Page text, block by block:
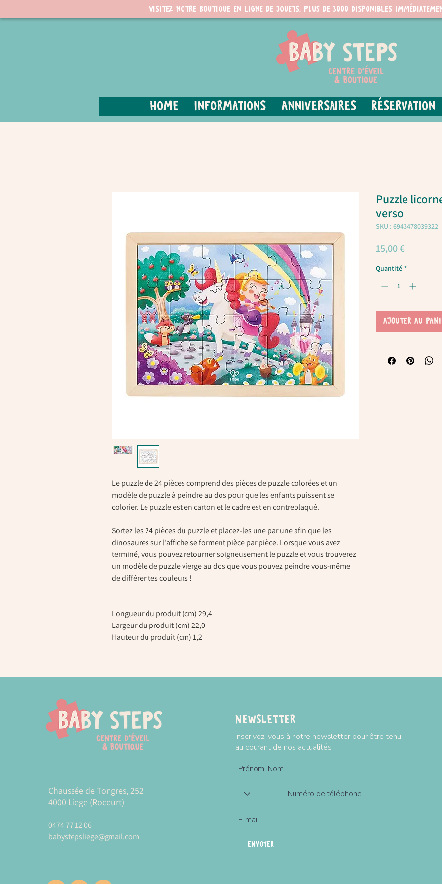
Visitez notre boutique en ligne de jouets. PLUS de 3000 disponibles
Home Informations Anniversaires Réservation
Le puzzle de 24 pièces comprend des pièces de puzzle colorées et un
modèle de puzzle à peindre au dos pour que les enfants puissent se
colorier. Le puzzle est en carton et le cadre est en contreplaqué.
Sortez les 24 pièces du puzzle et placez-les une par une afin que les
dinosaures sur l'affiche se forment pièce par pièce. Lorsque vous avez
terminé, vous pouvez retourner soigneusement le puzzle et vous trouverez
un modèle de puzzle vierge au dos que vous pouvez peindre vous-même
de différentes couleurs !
Longueur du produit (cm) 29,4
Largeur du produit (cm) 22,0
Hauteur du produit (cm) 1,2
Puzzle
verso
SKU : 6943478039322
15,00 €Prix
Quantité *
AJOUTER AU
Chaussée de Tongres, 252
4000 Liege (Rocourt)
0474 77 12 06
babystepsliege@gmail.com
Newsletter
Inscrivez-vous à notre newsletter pour être tenu
au courant de nos actualités.
ENVOYER